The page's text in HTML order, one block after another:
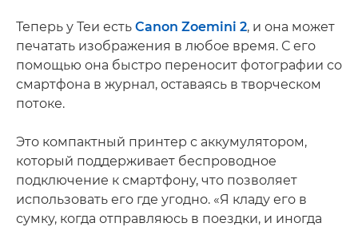
Теперь у Теи есть Canon Zoemini 2, и она может
печатать изображения в любое время. С его
помощью она быстро переносит фотографии со
смартфона в журнал, оставаясь в творческом
потоке.
Это компактный принтер с аккумулятором,
который поддерживает беспроводное
подключение к смартфону, что позволяет
использовать его где угодно. «Я кладу его в
сумку, когда отправляюсь в поездки, и иногда